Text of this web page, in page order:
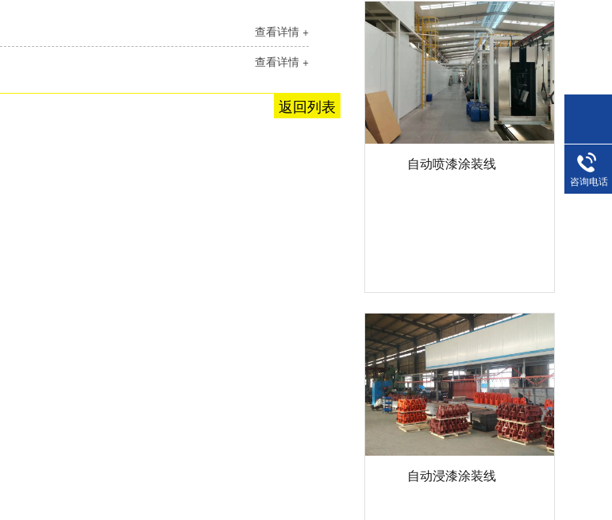
查看详情 +
查看详情 +
返回列表
自动喷漆涂装线
自动浸漆涂装线
咨询电话